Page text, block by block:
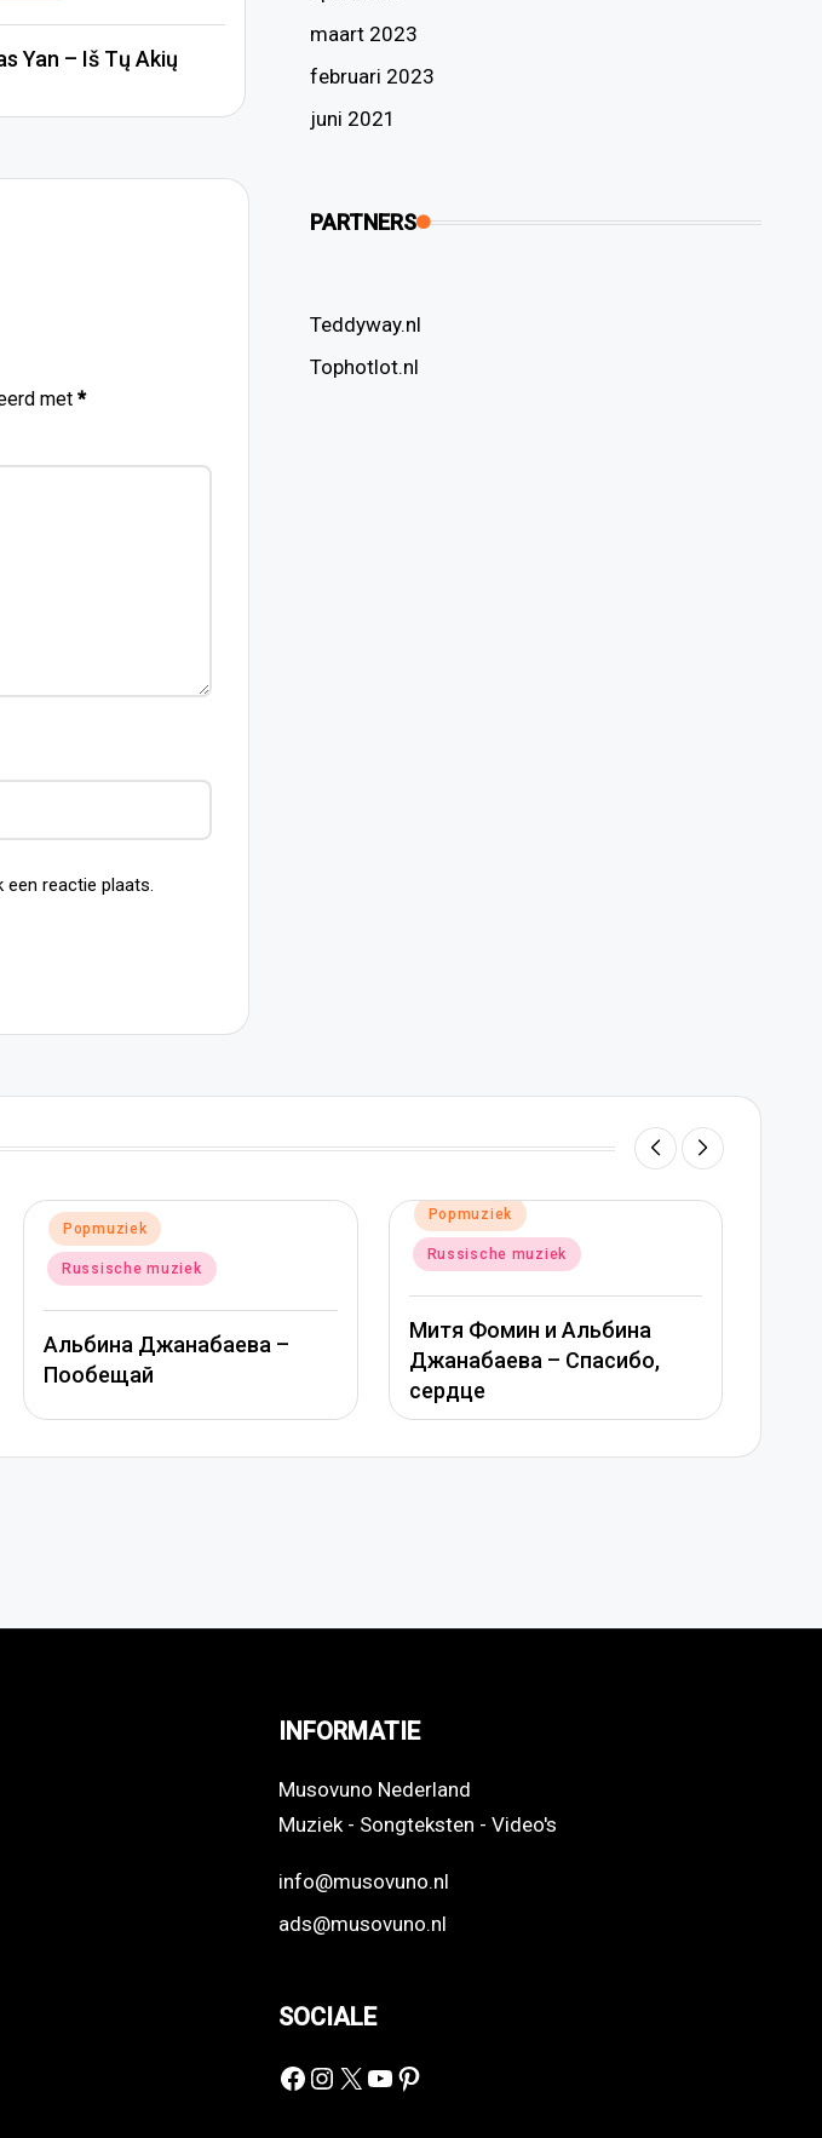
Yan – Iš Tų Akių
met*
reactie plaats.
maart 2023
februari 2023
juni 2021
PARTNERS
Teddyway.nl
Tophotlot.nl
–
Митя Фомин и Альбина
Джанабаева – Спасибо,
Вера Брежнева –
моя
INFORMATIE
Musovuno Nederland
Muziek - Songteksten - Video's
info@musovuno.nl
ads@musovuno.nl
SOCIALE
Facebook
Instagram
X YouTube
Pinterest